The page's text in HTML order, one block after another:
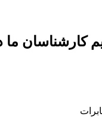
کارشناسان